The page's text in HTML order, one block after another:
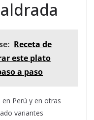
Receta de
este plato
a paso
en Perú y en otras
variantes